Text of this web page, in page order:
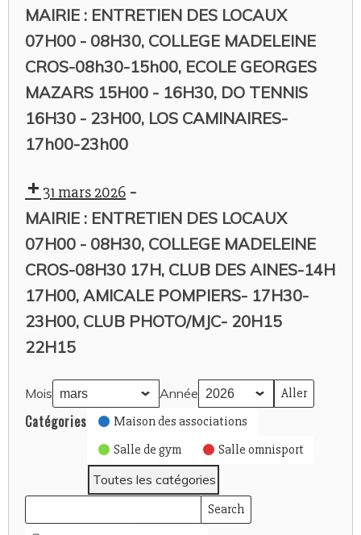
MAIRIE : ENTRETIEN DES LOCAUX
07H00 - 08H30, COLLEGE MADELEINE
CROS-08h30-15h00, ECOLE GEORGES
MAZARS 15H00 - 16H30, DO TENNIS
16H30 - 23H00, LOS CAMINAIRES-
17h00-23h00
31 mars 2026 -
MAIRIE : ENTRETIEN DES LOCAUX
07H00 - 08H30, COLLEGE MADELEINE
CROS-08H30 17H, CLUB DES AINES-14H
17H00, AMICALE POMPIERS- 17H30-
23H00, CLUB PHOTO/MJC- 20H15
22H15
Mois Année
Catégories
Maison des associations
Salle de gym
Salle omnisport
Toutes les catégories
Rechercher
Search
Events